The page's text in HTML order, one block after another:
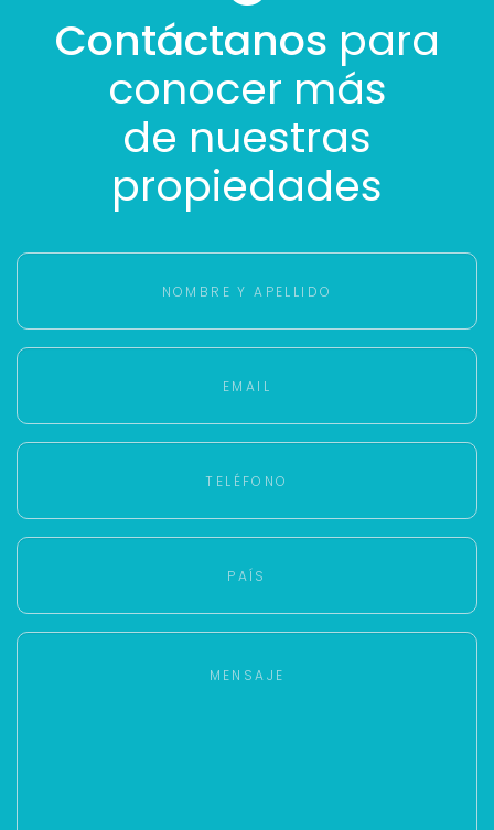
Contáctanos para
conocer más
de nuestras
propiedades